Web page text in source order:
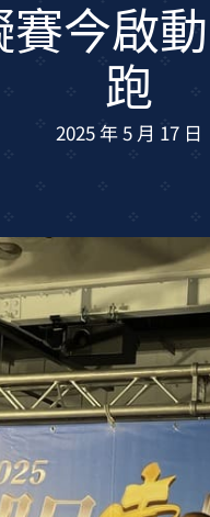
今啟
跑
2025 年 5 月 17 日